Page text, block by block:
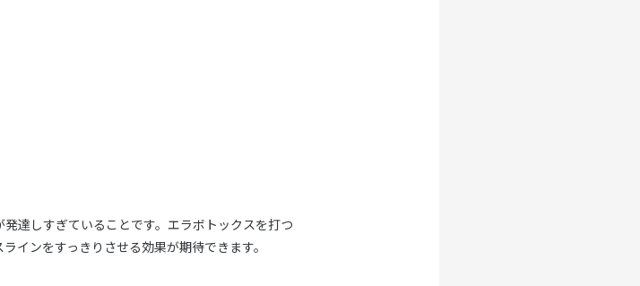
達しすぎていることです。エラボトックスを打つ
インをすっきりさせる効果が期待できます。